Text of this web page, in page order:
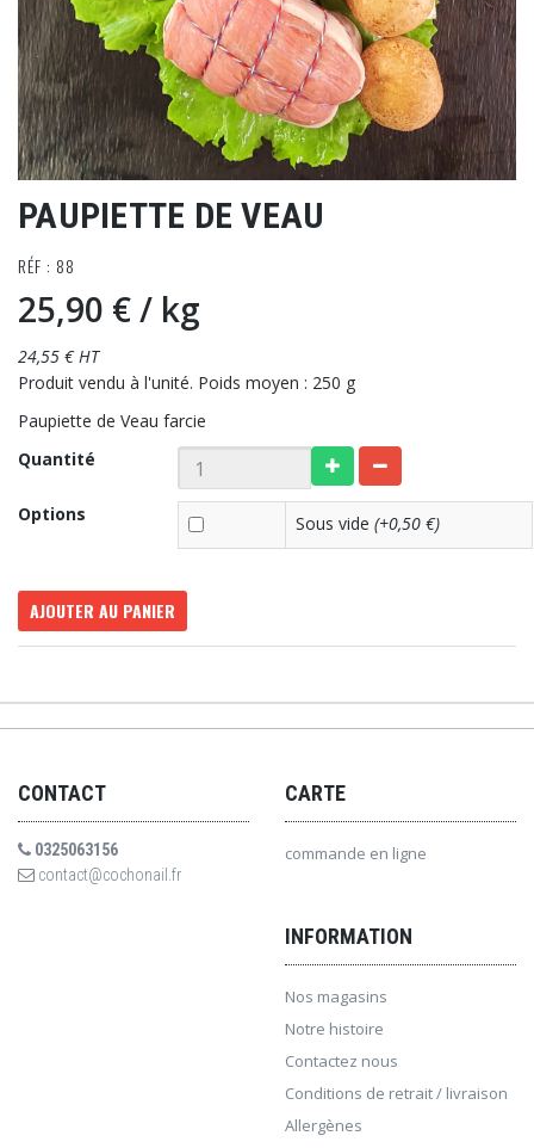
PAUPIETTE DE VEAU
RÉF : 88
25,90 €/ kg
24,55 € HT
Produit vendu à l'unité. Poids moyen : 250 g
Paupiette de Veau farcie
Quantité
Options Sous vide (+0,50 €)
AJOUTER AU PANIER
CONTACT
0325063156
contact@cochonail.fr
CARTE
commande en ligne
INFORMATION
Nos magasins
Notre histoire
Contactez nous
Conditions de retrait / livraison
Allergènes